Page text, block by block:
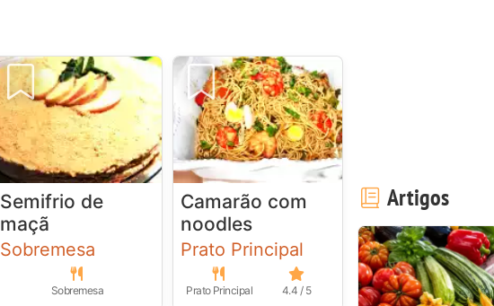
Semifrio de
maçã
Sobremesa
Sobremesa
Camarão com
noodles
Prato Principal
Prato Principal 4.4 / 5
Artigos